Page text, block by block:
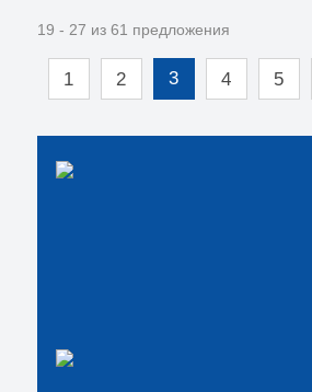
19 - 27 из 61 предложения
1 2 3 4 5